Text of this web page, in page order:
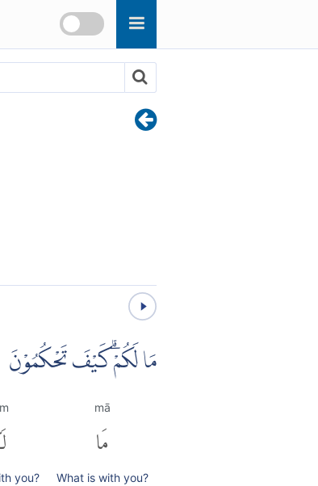
مَا لَكُمْۗ كَيْفَ تَحْكُمُوْنَ
mā
مَا
What is with you?
you?